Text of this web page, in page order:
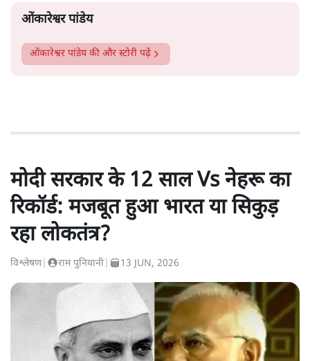
ओंकारेश्वर पांडेय
ओंकारेश्वर पांडेयकी और स्टोरी पढ़ें
मोदी सरकार के 12 साल Vs नेहरू का
रिकॉर्ड: मजबूत हुआ भारत या सिकुड़
रहा लोकतंत्र?
विश्लेषण| राम पुनियानी 13 JUN, 2026